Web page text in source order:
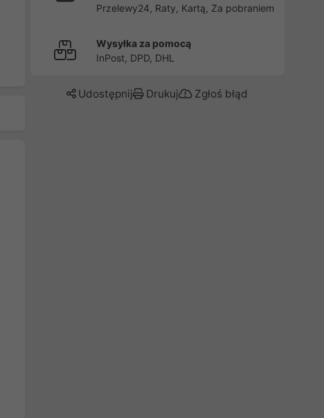
Przelewy24, Raty, Kartą, Za pobraniem
Wysyłka za pomocą
InPost, DPD, DHL
Udostępnij Drukuj Zgłoś błąd